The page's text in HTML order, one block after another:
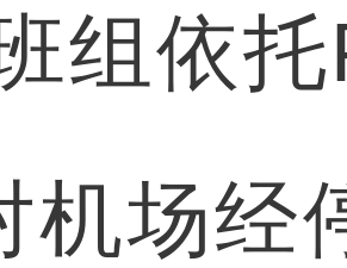
组依
机场经